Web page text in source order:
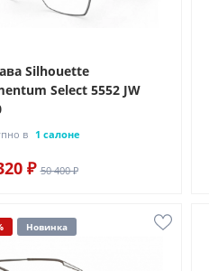
Silhouette
Select 5552 JW
в 1 салоне
₽ 50 400 ₽
Новинка